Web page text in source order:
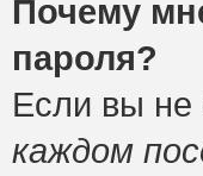
Почему
пароля?
Если вы не
каждом